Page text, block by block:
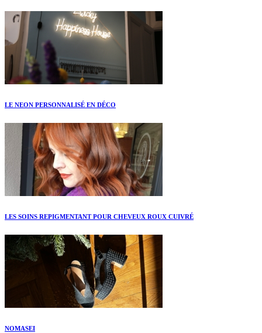
LE NEON PERSONNALISÉ EN DÉCO
LES SOINS REPIGMENTANT POUR CHEVEUX ROUX CUIVRÉ
NOMASEI